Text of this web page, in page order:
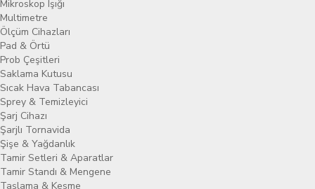
Mikroskop Işığı
Multimetre
Ölçüm Cihazları
Pad & Örtü
Prob Çeşitleri
Saklama Kutusu
Sıcak Hava Tabancası
Sprey & Temizleyici
Şarj Cihazı
Şarjlı Tornavida
Şişe & Yağdanlık
Tamir Setleri & Aparatlar
Tamir Standı & Mengene
Taşlama & Kesme